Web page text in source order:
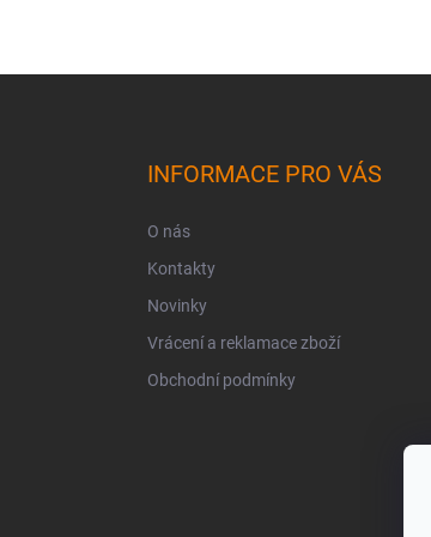
INFORMACE PRO VÁS
O nás
Kontakty
Novinky
Vrácení a reklamace zboží
Obchodní podmínky